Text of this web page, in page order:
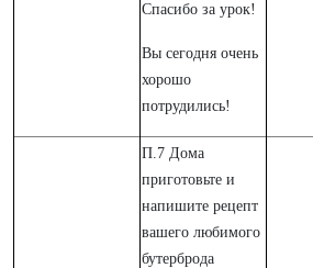
Спасибо за урок!
Вы сегодня очень
хорошо
потрудились!
П.7 Дома
приготовьте и
напишите рецепт
вашего любимого
бутерброда